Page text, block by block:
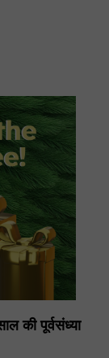
की पूर्वसंध्या